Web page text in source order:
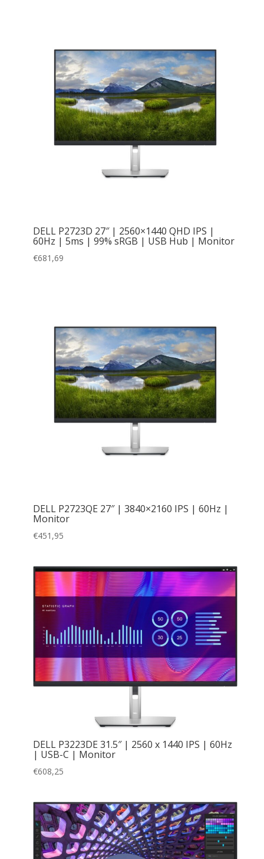
DELL P2723D 27″ | 2560×1440 QHD IPS |
60Hz | 5ms | 99% sRGB | USB Hub | Monitor
€681,69
DELL P2723QE 27″ | 3840×2160 IPS | 60Hz |
Monitor
€451,95
DELL P3223DE 31.5″ | 2560 x 1440 IPS | 60Hz
| USB-C | Monitor
€608,25